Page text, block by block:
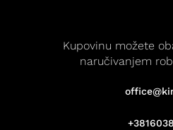
Kupovinu možete
naručivanjem